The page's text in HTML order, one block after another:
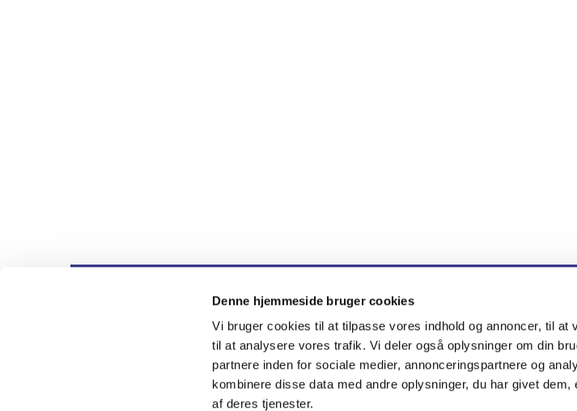
Denne hjemmeside bruger cookies
Vi bruger cookies til at tilpasse vores indhold og annoncer, til at
til at analysere vores trafik. Vi deler også oplysninger om din
partnere inden for sociale medier, annonceringspartnere og
kombinere disse data med andre oplysninger, du har givet
af deres tjenester.
Nygårdskirken · Brøndby Nord Vej 71, 2605 Brøndby
Kontakt Cookiepolitik